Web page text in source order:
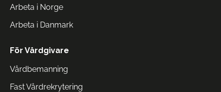
Arbeta i Norge
Arbeta i Danmark
För Vårdgivare
Vårdbemanning
Fast Vårdrekrytering